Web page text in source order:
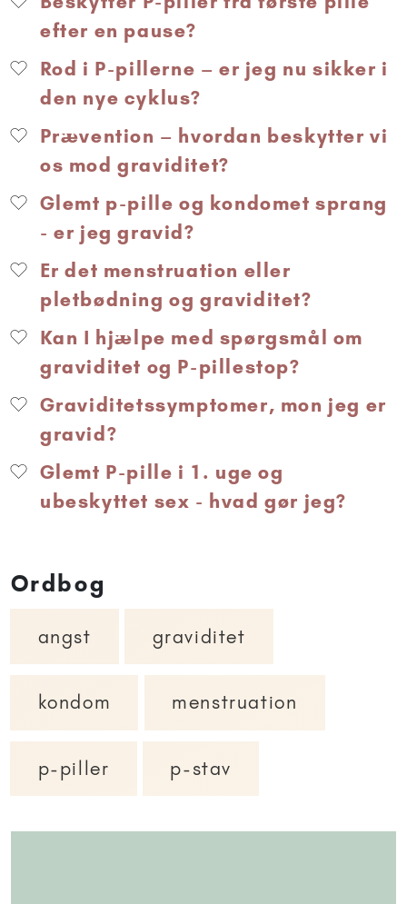
efter en pause?
Rod i P-pillerne – er jeg nu sikker i
den nye cyklus?
Prævention – hvordan beskytter vi
os mod graviditet?
Glemt p-pille og kondomet sprang
- er jeg gravid?
Er det menstruation eller
pletbødning og graviditet?
Kan I hjælpe med spørgsmål om
graviditet og P-pillestop?
Graviditetssymptomer, mon jeg er
gravid?
Glemt P-pille i 1. uge og
ubeskyttet sex - hvad gør jeg?
Ordbog
angst graviditet
kondom menstruation
p-piller p-stav